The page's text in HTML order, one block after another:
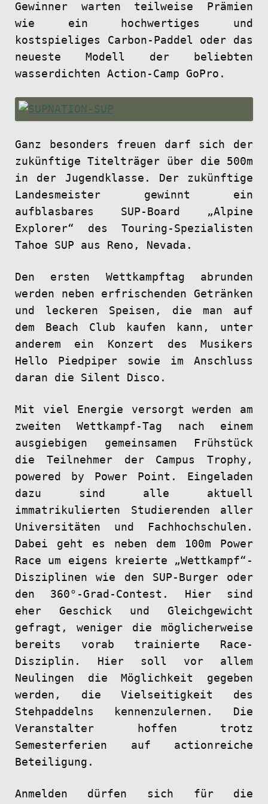
Gewinner warten teilweise Prämien
wie ein hochwertiges und
kostspieliges Carbon-Paddel oder das
neueste Modell der beliebten
wasserdichten Action-Camp GoPro.
Ganz besonders freuen darf sich der
zukünftige Titelträger über die 500m
in der Jugendklasse. Der zukünftige
Landesmeister gewinnt ein
aufblasbares SUP-Board „Alpine
Explorer“ des Touring-Spezialisten
Tahoe SUP aus Reno, Nevada.
Den ersten Wettkampftag abrunden
werden neben erfrischenden Getränken
und leckeren Speisen, die man auf
dem Beach Club kaufen kann, unter
anderem ein Konzert des Musikers
Hello Piedpiper sowie im Anschluss
daran die Silent Disco.
Mit viel Energie versorgt werden am
zweiten Wettkampf-Tag nach einem
ausgiebigen gemeinsamen Frühstück
die Teilnehmer der Campus Trophy,
powered by Power Point. Eingeladen
dazu sind alle aktuell
immatrikulierten Studierenden aller
Universitäten und Fachhochschulen.
Dabei geht es neben dem 100m Power
Race um eigens kreierte „Wettkampf“-
Disziplinen wie den SUP-Burger oder
den 360°-Grad-Contest. Hier sind
eher Geschick und Gleichgewicht
gefragt, weniger die möglicherweise
bereits vorab trainierte Race-
Disziplin. Hier soll vor allem
Neulingen die Möglichkeit gegeben
werden, die Vielseitigkeit des
Stehpaddelns kennenzulernen. Die
Veranstalter hoffen trotz
Semesterferien auf actionreiche
Beteiligung.
Anmelden dürfen sich für die